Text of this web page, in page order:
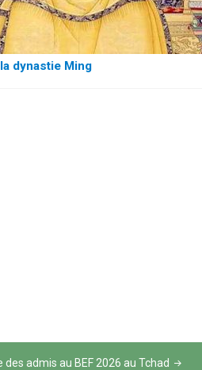
dynastie Ming
des admis au BEF 2026 au Tchad